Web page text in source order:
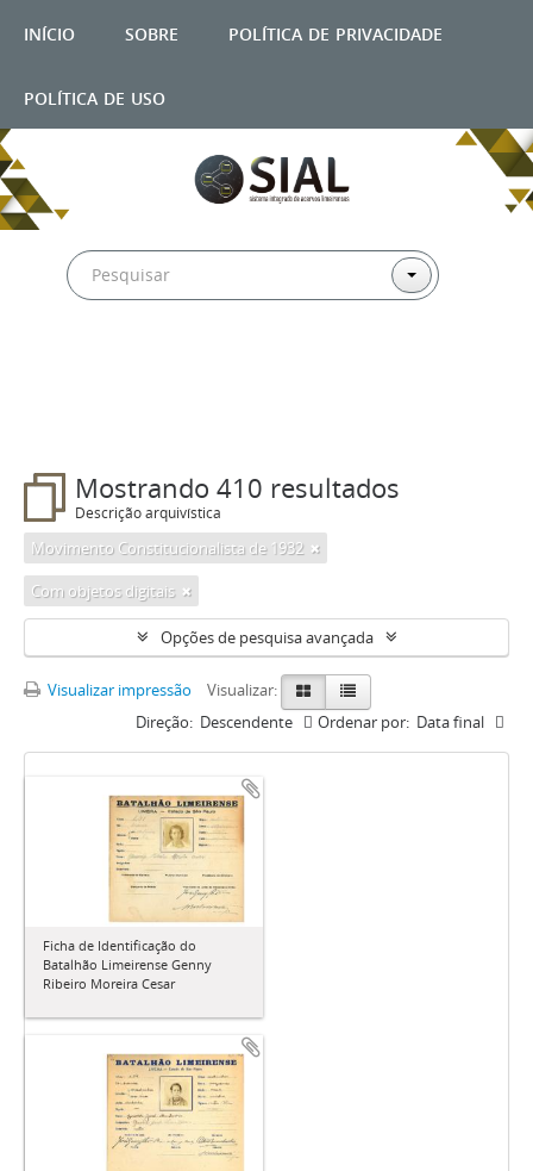
início sobre
política de privacidade
política de uso
Mostrando 410 resultados
Descrição arquivística
Movimento Constitucionalista de 1932
Com objetos digitais
Opções de pesquisa avançada
Visualizar impressão
Visualizar:
Ordenar por: Data final
Direção: Descendente
Ficha de Identificação do
Batalhão Limeirense Genny
Ribeiro Moreira Cesar